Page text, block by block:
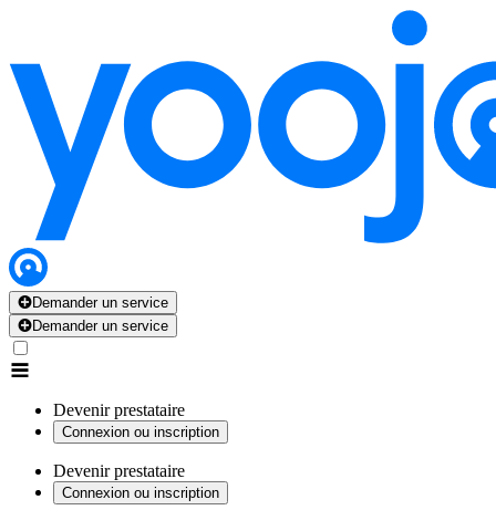
Demander un service
Demander un service
Devenir prestataire
Connexion ou inscription
Devenir prestataire
Connexion ou inscription